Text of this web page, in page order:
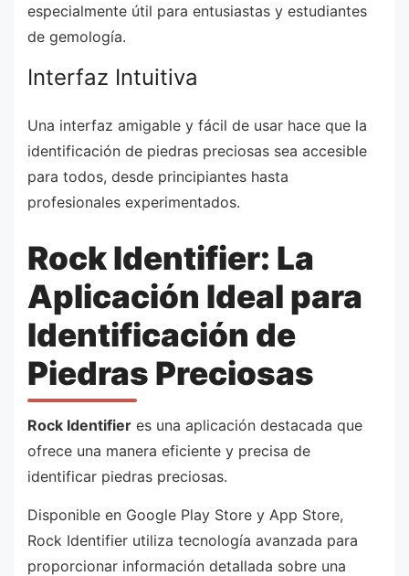
especialmente útil para entusiastas y estudiantes
de gemología.
Interfaz Intuitiva
Una interfaz amigable y fácil de usar hace que la
identificación de piedras preciosas sea accesible
para todos, desde principiantes hasta
profesionales experimentados.
Rock Identifier: La
Aplicación Ideal para
Identificación de
Piedras Preciosas
Rock Identifier es una aplicación destacada que
ofrece una manera eficiente y precisa de
identificar piedras preciosas.
Disponible en Google Play Store y App Store,
Rock Identifier utiliza tecnología avanzada para
proporcionar información detallada sobre una